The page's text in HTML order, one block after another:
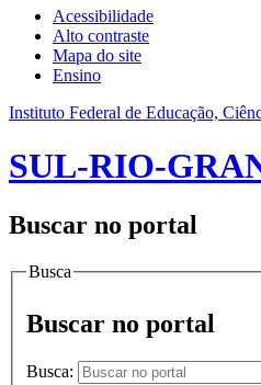
Acessibilidade
Alto contraste
Mapa do site
Ensino
Instituto Federal de Educação,
SUL-RIO-
Buscar no portal
Busca
Buscar no portal
Busca: